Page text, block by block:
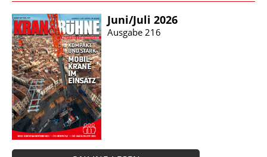
Juni/​Juli 2026
Ausgabe 216